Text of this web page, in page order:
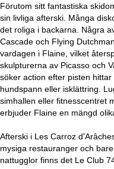
Förutom sitt fantastiska
sin livliga afterski. Många
det roliga i backarna. Några
Cascade och Flying
vardagen i Flaine, vilket
skulpturerna av Picasso och
söker action efter pisten
hundspann eller isklättring.
simhallen eller fitnesscentret
erbjuder Flaine en mängd
Afterski i Les Carroz
mysiga restauranger och
nattugglor finns det Le Club